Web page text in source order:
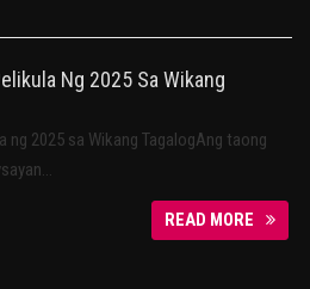
Ng 2025 Sa Wikang
ng 2025 sa Wikang TagalogAng taong
READ MORE